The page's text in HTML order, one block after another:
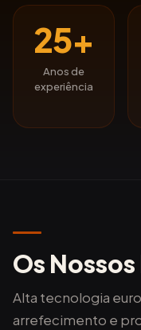
25+
Anos de
experiência
Os
Alta tecnologia
arrefecimento e